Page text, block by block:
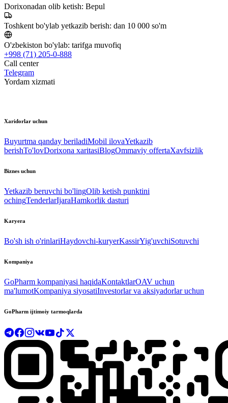
Dorixonadan olib ketish: Bepul
Toshkent bo'ylab yetkazib berish: dan 10 000 so'm
O'zbekiston bo'ylab: tarifga muvofiq
+998 (71) 205-0-888
Call center
Telegram
Yordam xizmati
Xaridorlar uchun
Buyurtma qanday beriladiMobil ilovaYetkazib
berishTo'lovDorixona xaritasiBlogOmmaviy offertaXavfsizlik
Biznes uchun
Yetkazib beruvchi bo'lingOlib ketish punktini
ochingTenderlarIjaraHamkorlik dasturi
Karyera
Bo'sh ish o'rinlariHaydovchi-kuryerKassirYig'uvchiSotuvchi
Kompaniya
GoPharm kompaniyasi haqidaKontaktlarOAV uchun
ma'lumotKompaniya siyosatiInvestorlar va aksiyadorlar uchun
GoPharm ijtimoiy tarmoqlarda